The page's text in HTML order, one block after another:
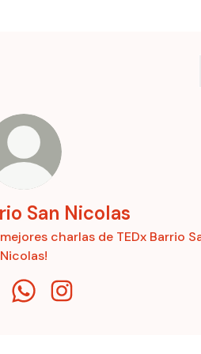
San Nicolas
charlas de TEDx Barrio
Nicolas!